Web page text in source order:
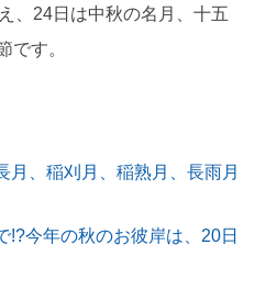
、24日は中秋の名月、十五
です。
月、稲刈月、稲熟月、長雨月
!?今年の秋のお彼岸は、20日